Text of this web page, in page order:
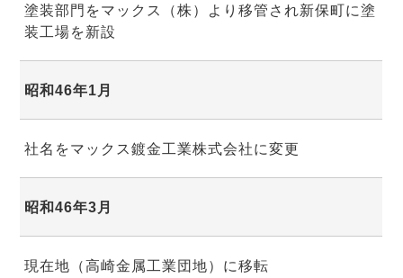
塗装部門をマックス（株）より移管され新保町に塗
装工場を新設
昭和46年1月
社名をマックス鍍金工業株式会社に変更
昭和46年3月
現在地（高崎金属工業団地）に移転